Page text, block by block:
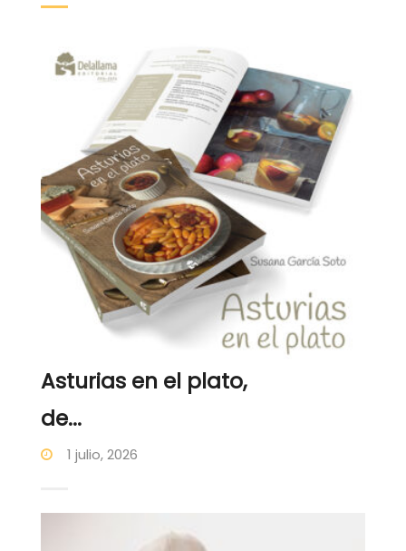
Asturias en el plato,
de...
1 julio, 2026